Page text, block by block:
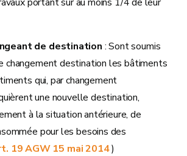
de destination : Sont soumis
changement destination les bâtiments
qui, par changement
une nouvelle destination,
à la situation antérieure, de
pour les besoins des
19 AGW 15 mai 2014)